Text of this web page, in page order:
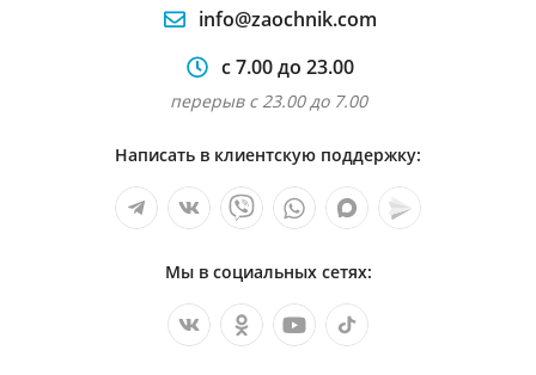
info@zaochnik.com
с 7.00 до 23.00
перерыв с 23.00 до 7.00
Написать в клиентскую поддержку:
Мы в социальных сетях: